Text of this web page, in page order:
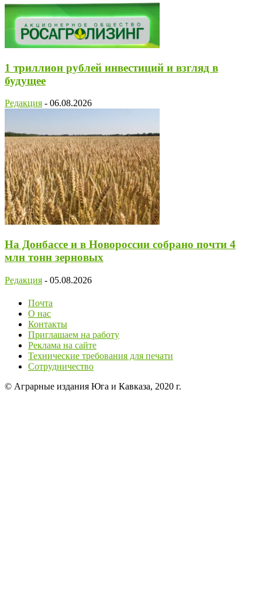
1 триллион рублей инвестиций и взгляд в
будущее
Редакция - 06.08.2026
На Донбассе и в Новороссии собрано почти 4
млн тонн зерновых
Редакция - 05.08.2026
Почта
О нас
Контакты
Приглашаем на работу
Реклама на сайте
Технические требования для печати
Сотрудничество
© Аграрные издания Юга и Кавказа, 2020 г.